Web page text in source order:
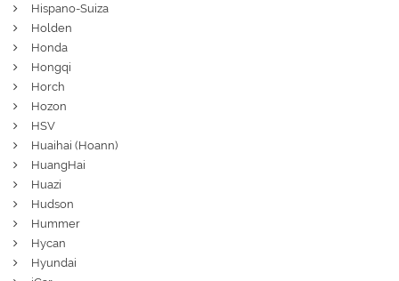
Hispano-Suiza
Holden
Honda
Hongqi
Horch
Hozon
HSV
Huaihai (Hoann)
HuangHai
Huazi
Hudson
Hummer
Hycan
Hyundai